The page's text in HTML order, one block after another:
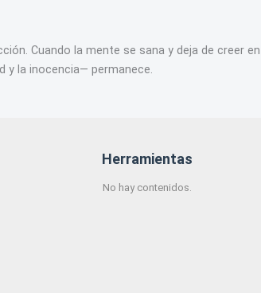
Cuando la mente se sana y deja de creer en
y la inocencia— permanece.
Herramientas
No hay contenidos.